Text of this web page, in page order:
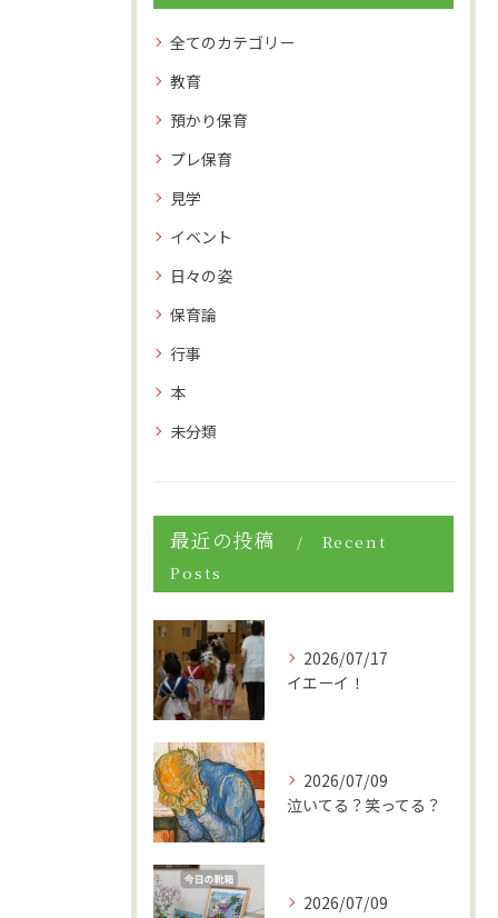
全てのカテゴリー
教育
預かり保育
プレ保育
見学
イベント
日々の姿
保育論
行事
本
未分類
最近の投稿
Recent
Posts
2026/07/17
イエーイ！
2026/07/09
泣いてる？笑ってる？
2026/07/09